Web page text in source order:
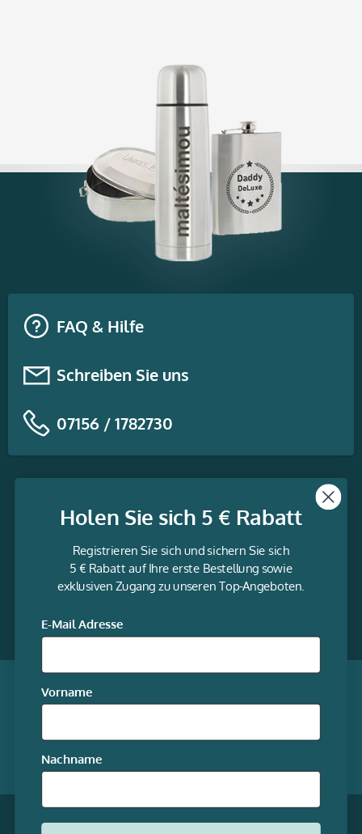
FAQ & Hilfe
Schreiben Sie uns
07156 / 1782730
Informationen
@Social
media
Facebook
Qualität garantiert
Unsere Online-Shops
* Alle Preise inkl. gesetzl. Mehrwertsteuer zzgl.
Holen Sie sich 5 € Rabatt
Registrieren Sie sich und sichern Sie sich
5 € Rabatt auf Ihre erste Bestellung sowie
exklusiven Zugang zu unseren Top-Angeboten.
E-Mail Adresse
Vorname
Nachname